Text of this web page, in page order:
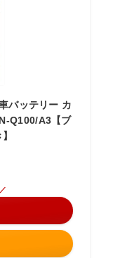
バッテリー カ
Q100/A3【ブ